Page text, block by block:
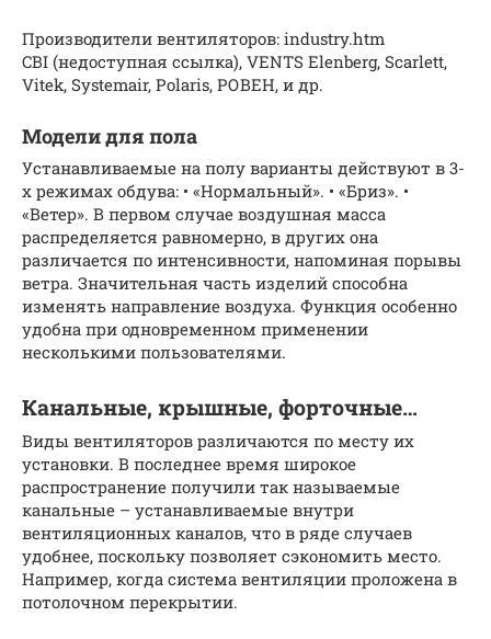
Производители вентиляторов: industry.htm
CBI (недоступная ссылка), VENTS Elenberg, Scarlett,
Vitek, Systemair, Polaris, РОВЕН, и др.
Модели для пола
Устанавливаемые на полу варианты действуют в 3-
х режимах обдува: • «Нормальный». • «Бриз». •
«Ветер». В первом случае воздушная масса
распределяется равномерно, в других она
различается по интенсивности, напоминая порывы
ветра. Значительная часть изделий способна
изменять направление воздуха. Функция особенно
удобна при одновременном применении
несколькими пользователями.
Канальные, крышные, форточные…
Виды вентиляторов различаются по месту их
установки. В последнее время широкое
распространение получили так называемые
канальные – устанавливаемые внутри
вентиляционных каналов, что в ряде случаев
удобнее, поскольку позволяет сэкономить место.
Например, когда система вентиляции проложена в
потолочном перекрытии.